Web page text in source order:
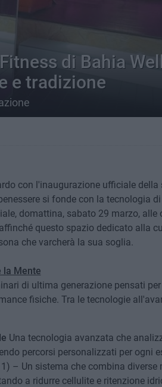
di Bahia
e tradizione
con l'inaugurazione ufficiale della
si fonde con la tecnologia
domattina, sabato 29 marzo, alle
questo spazio dedicato alla
che varcherà la sua soglia.
la Mente
di ultima generazione pensati
fisiche. Tra le tecnologie
Una tecnologia avanzata che
percorsi personalizzati per ogni
– Un sistema che combina diverse
a ridurre cellulite e ritenzione